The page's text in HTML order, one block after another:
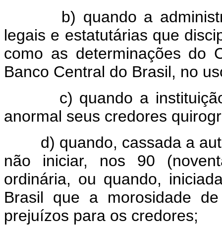
b) quando a
legais e estatutárias que
como as determinações do
Banco Central do Brasil, no
c) quando a instituição
anormal seus credores
d) quando, cassada a
não iniciar, nos 90
ordinária, ou quando,
Brasil que a morosidade
prejuízos para os credores;